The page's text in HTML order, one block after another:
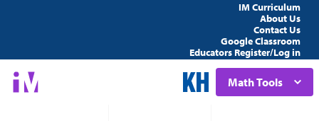
IM Curriculum
About Us
Contact Us
Google Classroom
Educators Register/Log in
Math Tools